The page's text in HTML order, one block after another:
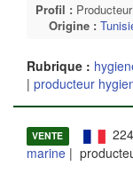
Profil :
Origine :
Rubrique :
| producteur
VENTE
marine |